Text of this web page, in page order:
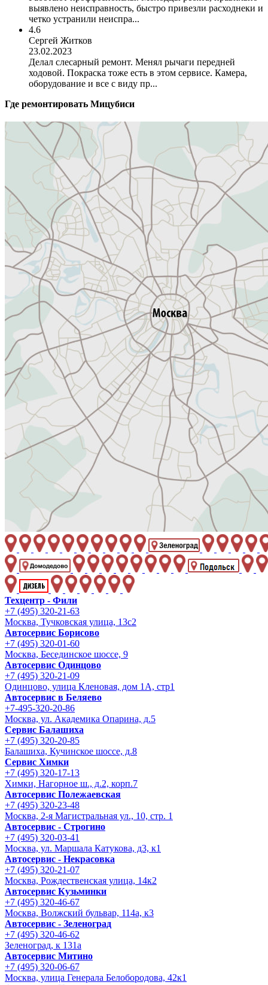
выявлено неисправность, быстро привезли расходнеки и
четко устранили неиспра...
4.6
Сергей Житков
23.02.2023
Делал слесарный ремонт. Менял рычаги передней
ходовой. Покраска тоже есть в этом сервисе. Камера,
оборудование и все с виду пр...
Где ремонтировать Мицубиси
Техцентр - Фили
+7 (495) 320-21-63
Москва, Тучковская улица, 13с2
Автосервис Борисово
+7 (495) 320-01-60
Москва, Бесединское шоссе, 9
Автосервис Одинцово
+7 (495) 320-21-09
Одинцово, улица Кленовая, дом 1А, стр1
Автосервис в Беляево
+7-495-320-20-86
Москва, ул. Академика Опарина, д.5
Сервис Балашиха
+7 (495) 320-20-85
Балашиха, Кучинское шоссе, д.8
Сервис Химки
+7 (495) 320-17-13
Химки, Нагорное ш., д.2, корп.7
Автосервис Полежаевская
+7 (495) 320-23-48
Москва, 2-я Магистральная ул., 10, стр. 1
Автосервис - Строгино
+7 (495) 320-03-41
Москва, ул. Маршала Катукова, д3, к1
Автосервис - Некрасовка
+7 (495) 320-21-07
Москва, Рождественская улица, 14к2
Автосервис Кузьминки
+7 (495) 320-46-67
Москва, Волжский бульвар, 114а, к3
Автосервис - Зеленоград
+7 (495) 320-46-62
Зеленоград, к 131а
Автосервис Митино
+7 (495) 320-06-67
Москва, улица Генерала Белобородова, 42к1